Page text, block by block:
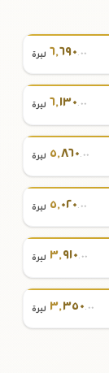
٦,٦٩٠.٠٠ ليرة
٦,١٣٠.٠٠ ليرة
٥,٨٦٠.٠٠ ليرة
٥,٠٢٠.٠٠ ليرة
٣,٩١٠.٠٠ ليرة
٣,٣٥٠.٠٠ ليرة